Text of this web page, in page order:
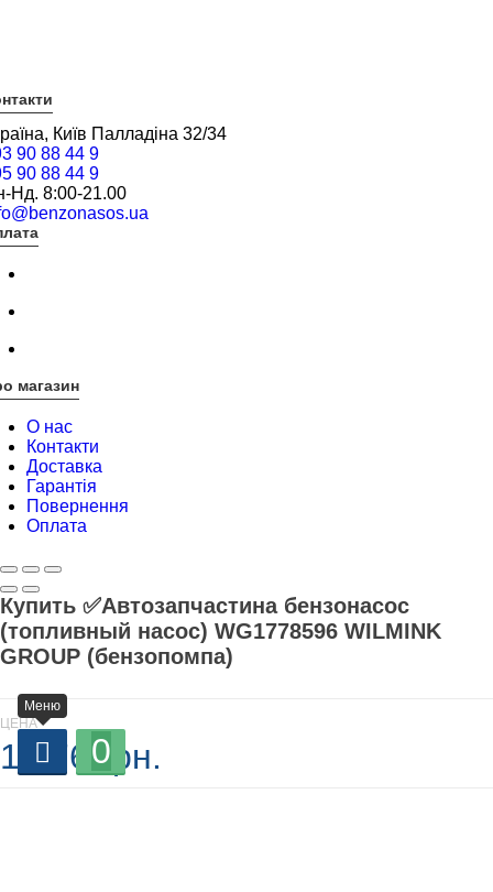
Київ Палладіна 32/34
90 88 44 9
90 88 44 9
Нд. 8:00-21.00
магазин
О нас
Контакти
Доставка
Гарантія
Повернення
Оплата
Купить ✅Автозапчастина бензонасос
(топливный насос) WG1778596 WILMINK
GROUP (бензопомпа)
ЦЕНА
1 376 грн.
Меню
0